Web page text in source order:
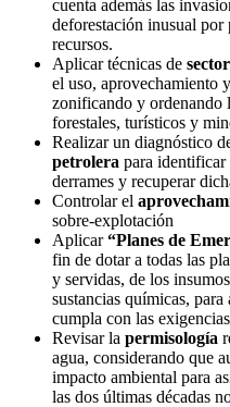
cuenta además las
deforestación inusual por
recursos.
Aplicar técnicas de
el uso, aprovechamiento
zonificando y ordenando
forestales, turísticos y
Realizar un diagnóstico
petrolera para identificar
derrames y recuperar
Controlar el
sobre-explotación
Aplicar“Planes de
fin de dotar a todas las
y servidas, de los
sustancias químicas,
cumpla con las
Revisar la permisología
agua, considerando que
impacto ambiental para
las dos últimas décadas